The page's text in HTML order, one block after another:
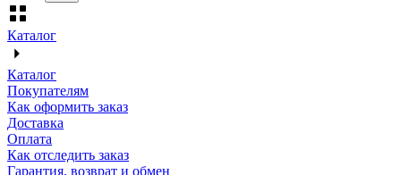
Каталог
Каталог
Покупателям
Как оформить заказ
Доставка
Оплата
Как отследить заказ
Гарантия, возврат и обмен